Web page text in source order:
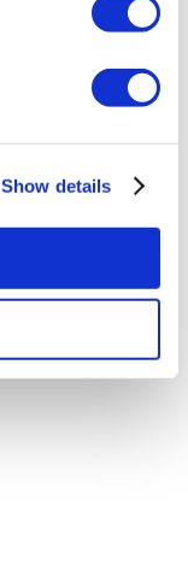
Show details